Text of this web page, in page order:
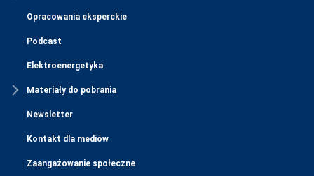
Opracowania eksperckie
Podcast
Elektroenergetyka
Materiały do pobrania
Newsletter
Kontakt dla mediów
Zaangażowanie społeczne